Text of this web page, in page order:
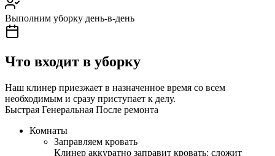
Выполним уборку день-в-день
Что входит в уборку
Наш клинер приезжает в назначенное время со всем
необходимым и сразу приступает к делу.
Быстрая Генеральная После ремонта
Комнаты
Заправляем кровать
Клинер аккуратно заправит кровать: сложит